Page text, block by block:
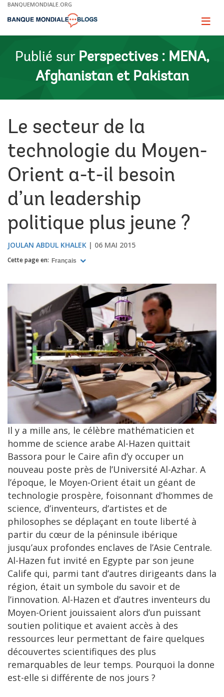
Skip
Main
BANQUEMONDIALE.ORG
Page
Publié sur Perspectives : MENA,
Afghanistan et Pakistan
Le secteur de la
technologie du Moyen-
Orient a-t-il besoin
d’un leadership
politique plus jeune ?
JOULAN ABDUL KHALEK 06 MAI 2015
Cette page en: Français
Il y a mille ans, le célèbre mathématicien et
homme de science arabe Al-Hazen quittait
Bassora pour le Caire afin d’y occuper un
nouveau poste près de l’Université Al-Azhar. A
l’époque, le Moyen-Orient était un géant de
technologie prospère, foisonnant d’hommes de
science, d’inventeurs, d’artistes et de
philosophes se déplaçant en toute liberté à
partir du cœur de la péninsule ibérique
jusqu’aux profondes enclaves de l’Asie Centrale.
Al-Hazen fut invité en Egypte par son jeune
Calife qui, parmi tant d’autres dirigeants dans la
région, était un symbole du savoir et de
l’innovation. Al-Hazen et d’autres inventeurs du
Moyen-Orient jouissaient alors d’un puissant
soutien politique et avaient accès à des
ressources leur permettant de faire quelques
découvertes scientifiques des plus
remarquables de leur temps. Pourquoi la donne
est-elle si différente de nos jours ?